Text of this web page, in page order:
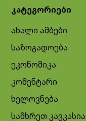
კატეგორიები
ახალი ამბები
საზოგადოება
ეკონომიკა
კომენტარი
ხელოვნება
სამხრეთ კავკასია